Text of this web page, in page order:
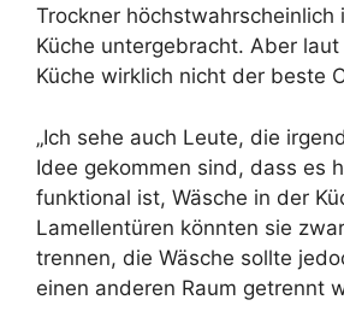
Trockner höchstwahrscheinlich
Küche untergebracht. Aber
Küche wirklich nicht der beste
„Ich sehe auch Leute, die
Idee gekommen sind, dass es
funktional ist, Wäsche in der
Lamellentüren könnten sie
trennen, die Wäsche sollte
einen anderen Raum getrennt